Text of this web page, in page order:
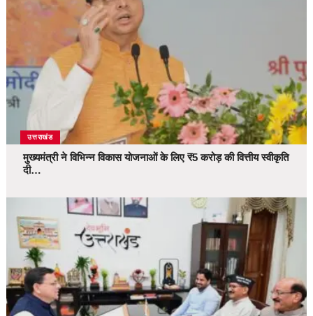
उत्तराखंड
मुख्यमंत्री ने विभिन्न विकास योजनाओं के लिए ₹5 करोड़ की वित्तीय स्वीकृति
दी…